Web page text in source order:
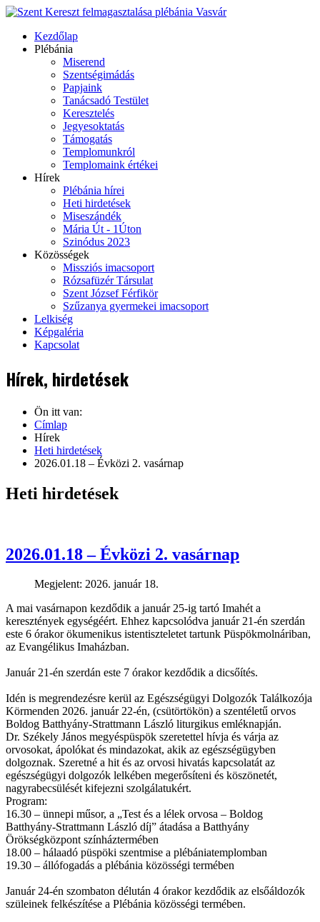
Kezdőlap
Plébánia
Miserend
Szentségimádás
Papjaink
Tanácsadó Testület
Keresztelés
Jegyesoktatás
Támogatás
Templomunkról
Templomaink értékei
Hírek
Plébánia hírei
Heti hirdetések
Miseszándék
Mária Út - 1Úton
Szinódus 2023
Közösségek
Missziós imacsoport
Rózsafüzér Társulat
Szent József Férfikör
Szűzanya gyermekei imacsoport
Lelkiség
Képgaléria
Kapcsolat
Hírek, hirdetések
Ön itt van:
Címlap
Hírek
Heti hirdetések
2026.01.18 – Évközi 2. vasárnap
Heti hirdetések
2026.01.18 – Évközi 2. vasárnap
Megjelent: 2026. január 18.
A mai vasárnapon kezdődik a január 25-ig tartó Imahét a
keresztények egységéért. Ehhez kapcsolódva január 21-én szerdán
este 6 órakor ökumenikus istentiszteletet tartunk Püspökmolnáriban,
az Evangélikus Imaházban.
Január 21-én szerdán este 7 órakor kezdődik a dicsőítés.
Idén is megrendezésre kerül az Egészségügyi Dolgozók Találkozója
Körmenden 2026. január 22-én, (csütörtökön) a szentéletű orvos
Boldog Batthyány-Strattmann László liturgikus emléknapján.
Dr. Székely János megyéspüspök szeretettel hívja és várja az
orvosokat, ápolókat és mindazokat, akik az egészségügyben
dolgoznak. Szeretné a hit és az orvosi hivatás kapcsolatát az
egészségügyi dolgozók lelkében megerősíteni és köszönetét,
nagyrabecsülését kifejezni szolgálatukért.
Program:
16.30 – ünnepi műsor, a „Test és a lélek orvosa – Boldog
Batthyány-Strattmann László díj” átadása a Batthyány
Örökségközpont színháztermében
18.00 – hálaadó püspöki szentmise a plébániatemplomban
19.30 – állófogadás a plébánia közösségi termében
Január 24-én szombaton délután 4 órakor kezdődik az elsőáldozók
szüleinek felkészítése a Plébánia közösségi termében.